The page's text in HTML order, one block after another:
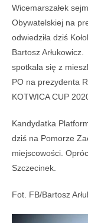
Wicemarszałek
Obywatelskiej na
odwiedziła dziś
Bartosz
spotkała się z
PO na prezydenta
KOTWICA CUP
Kandydatka
dziś na Pomorze
miejscowości.
Szczecinek.
Fot. FB/Bartosz